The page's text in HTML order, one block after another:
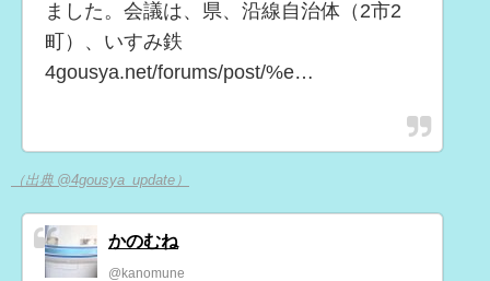
ました。会議は、県、沿線自治体（2市2
町）、いすみ鉄
4gousya.net/forums/post/%e…
（出典 @4gousya_update）
かのむね
@kanomune